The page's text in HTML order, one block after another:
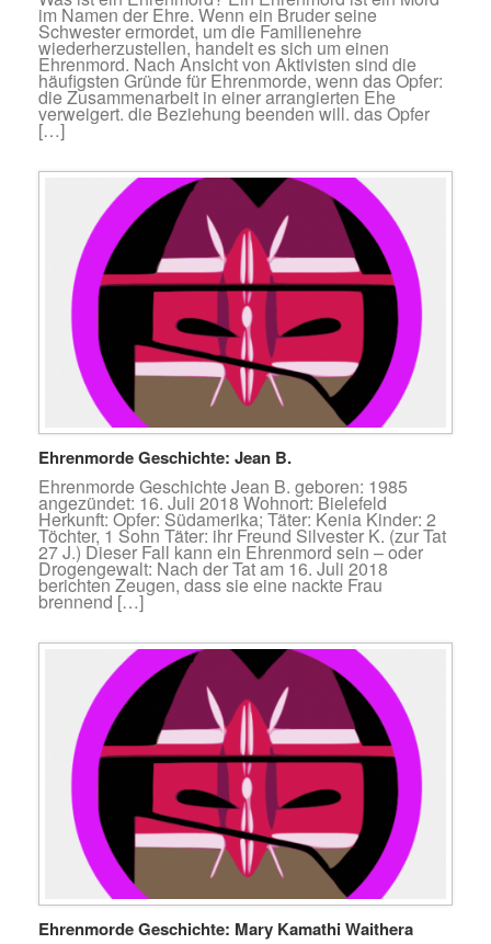
im Namen der Ehre. Wenn ein Bruder seine
Schwester ermordet, um die Familienehre
wiederherzustellen, handelt es sich um einen
Ehrenmord. Nach Ansicht von Aktivisten sind die
häufigsten Gründe für Ehrenmorde, wenn das Opfer:
die Zusammenarbeit in einer arrangierten Ehe
verweigert. die Beziehung beenden will. das Opfer
[…]
Ehrenmorde Geschichte: Jean B.
Ehrenmorde Geschichte Jean B. geboren: 1985
angezündet: 16. Juli 2018 Wohnort: Bielefeld
Herkunft: Opfer: Südamerika; Täter: Kenia Kinder: 2
Töchter, 1 Sohn Täter: ihr Freund Silvester K. (zur Tat
27 J.) Dieser Fall kann ein Ehrenmord sein – oder
Drogengewalt: Nach der Tat am 16. Juli 2018
berichten Zeugen, dass sie eine nackte Frau
brennend […]
Ehrenmorde Geschichte: Mary Kamathi Waithera